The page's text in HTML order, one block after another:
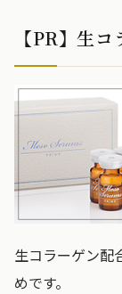
【PR】生
生コラーゲン配
めです。